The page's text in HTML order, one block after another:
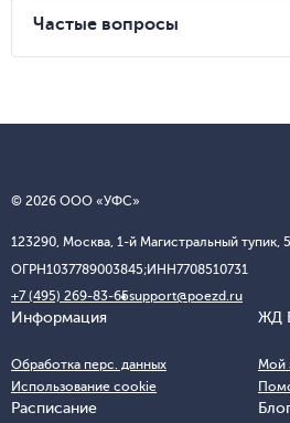
Частые вопросы
© 2026 ООО «УФС»
123290, Москва, 1-й Магистральный тупик,
ОГРН1037789003845;ИНН7708510731
+7 (495) 269-83-65support@poezd.ru
Информация
Обработка перс. данных
Использование cookie
ЖД
Мой
Расписание